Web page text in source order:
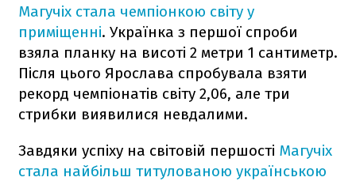
Магучіх стала чемпіонкою світу у
приміщенні. Українка з першої спроби
взяла планку на висоті 2 метри 1 сантиметр.
Після цього Ярослава спробувала взяти
рекорд чемпіонатів світу 2,06, але три
стрибки виявилися невдалими.
Завдяки успіху на світовій першості Магучіх
стала найбільш титулованою українською